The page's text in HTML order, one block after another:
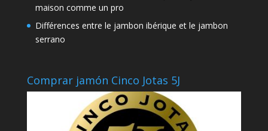
maison comme un pro
Différences entre le jambon ibérique et le jambon
serrano
Comprar jamón Cinco Jotas 5J